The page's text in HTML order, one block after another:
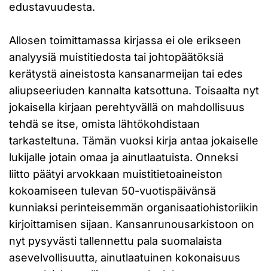
edustavuudesta.
Allosen toimittamassa kirjassa ei ole erikseen
analyysiä muistitiedosta tai johtopäätöksiä
kerätystä aineistosta kansanarmeijan tai edes
aliupseeriuden kannalta katsottuna. Toisaalta nyt
jokaisella kirjaan perehtyvällä on mahdollisuus
tehdä se itse, omista lähtökohdistaan
tarkasteltuna. Tämän vuoksi kirja antaa jokaiselle
lukijalle jotain omaa ja ainutlaatuista. Onneksi
liitto päätyi arvokkaan muistitietoaineiston
kokoamiseen tulevan 50-vuotispäivänsä
kunniaksi perinteisemmän organisaatiohistoriikin
kirjoittamisen sijaan. Kansanrunousarkistoon on
nyt pysyvästi tallennettu pala suomalaista
asevelvollisuutta, ainutlaatuinen kokonaisuus